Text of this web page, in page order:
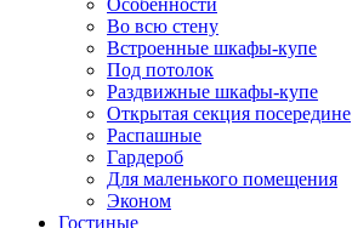
Особенности
Во всю стену
Встроенные шкафы-купе
Под потолок
Раздвижные шкафы-купе
Открытая секция посередине
Распашные
Гардероб
Для маленького помещения
Эконом
Гостиные